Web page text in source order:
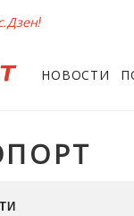
НОВОСТИ